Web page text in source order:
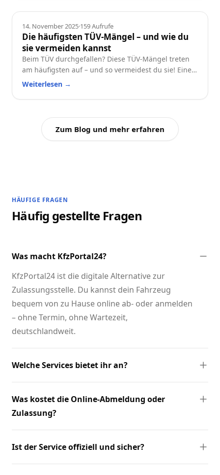
Ratgeber
14. November 2025·159Aufrufe
Die häufigsten TÜV-Mängel – und wie du
sie vermeiden kannst
Beim TÜV durchgefallen? Diese TÜV-Mängel treten
am häufigsten auf – und so vermeidest du sie! Eine
praktische Checkliste für alle Autofahrer.
Weiterlesen →
Zum Blog und mehr erfahren
HÄUFIGE FRAGEN
Häufig gestellte Fragen
Was macht KfzPortal24?
KfzPortal24 ist die digitale Alternative zur
Zulassungsstelle. Du kannst dein Fahrzeug
bequem von zu Hause online ab- oder anmelden
– ohne Termin, ohne Wartezeit,
deutschlandweit.
Welche Services bietet ihr an?
Was kostet die Online-Abmeldung oder
Zulassung?
Ist der Service offiziell und sicher?